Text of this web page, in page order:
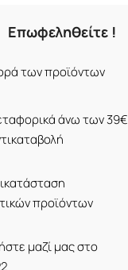
Επωφεληθείτε !
των προϊόντων
άνω των 39€
προϊόντων
μαζί μας στο